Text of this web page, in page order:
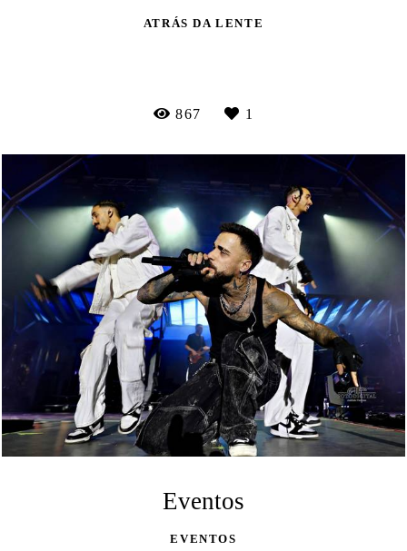
ATRÁS DA LENTE
867 1
Eventos
EVENTOS